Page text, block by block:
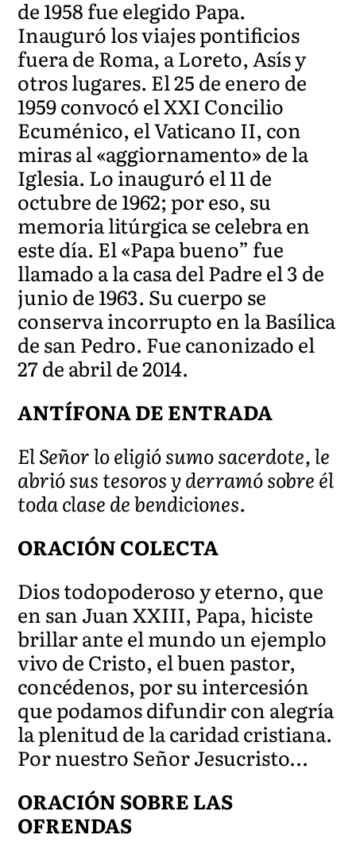
de 1958 fue elegido Papa.
Inauguró los viajes pontificios
fuera de Roma, a Loreto, Asís y
otros lugares. El 25 de enero de
1959 convocó el XXI Concilio
Ecuménico, el Vaticano II, con
miras al «aggiornamento» de la
Iglesia. Lo inauguró el 11 de
octubre de 1962; por eso, su
memoria litúrgica se celebra en
este día. El «Papa bueno” fue
llamado a la casa del Padre el 3 de
junio de 1963. Su cuerpo se
conserva incorrupto en la Basílica
de san Pedro. Fue canonizado el
27 de abril de 2014.
ANTÍFONA DE ENTRADA
El Señor lo eligió sumo sacerdote, le
abrió sus tesoros y derramó sobre él
toda clase de bendiciones.
ORACIÓN COLECTA
Dios todopoderoso y eterno, que
en san Juan XXIII, Papa, hiciste
brillar ante el mundo un ejemplo
vivo de Cristo, el buen pastor,
concédenos, por su intercesión
que podamos difundir con alegría
la plenitud de la caridad cristiana.
Por nuestro Señor Jesucristo…
ORACIÓN SOBRE LAS
OFRENDAS